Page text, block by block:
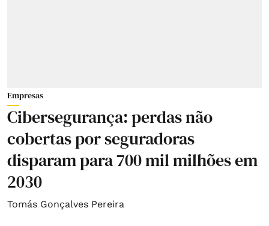
Empresas
Cibersegurança: perdas não
cobertas por seguradoras
disparam para 700 mil milhões em
2030
Tomás Gonçalves Pereira